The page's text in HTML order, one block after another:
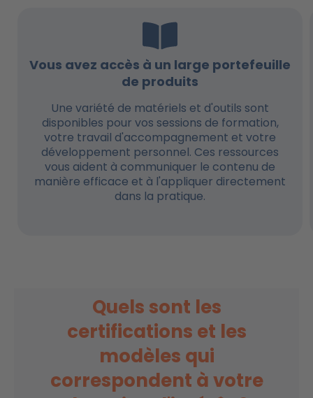
Vous avez accès à un large portefeuille
de produits
Une variété de matériels et d'outils sont
disponibles pour vos sessions de formation,
votre travail d'accompagnement et votre
développement personnel. Ces ressources
vous aident à communiquer le contenu de
manière efficace et à l'appliquer directement
dans la pratique.
Quels sont les
certifications et les
modèles qui
correspondent à votre